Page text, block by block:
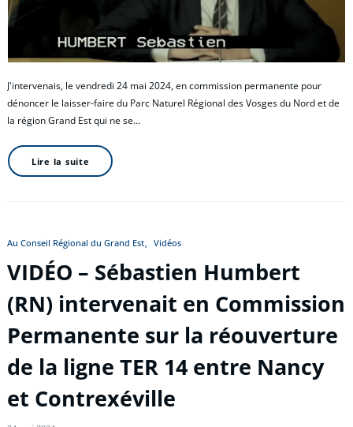
J'intervenais, le vendredi 24 mai 2024, en commission permanente pour
dénoncer le laisser-faire du Parc Naturel Régional des Vosges du Nord et de
la région Grand Est qui ne se…
Lire la suite
Au Conseil Régional du Grand Est Vidéos
VIDÉO – Sébastien Humbert
(RN) intervenait en Commission
Permanente sur la réouverture
de la ligne TER 14 entre Nancy
et Contrexéville